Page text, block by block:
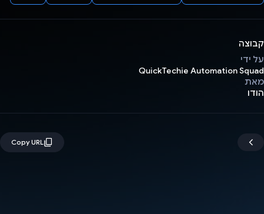
קבוצה
על ידי
QuickTechie Automation Squad
מאת
הודו